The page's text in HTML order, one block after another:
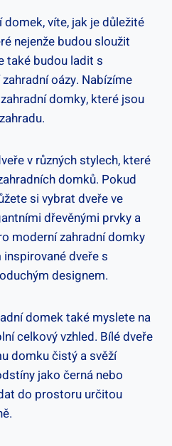
víte, jak je důležité
nejenže budou sloužit
také budou ladit s
oázy. Nabízíme
domky, které jsou
v různých stylech, které
domků. Pokud
si vybrat dveře ve
dřevěnými prvky a
moderní zahradní domky
dveře s
designem.
domek také myslete na
celkový vzhled. Bílé dveře
domku čistý a svěží
jako černá nebo
do prostoru určitou